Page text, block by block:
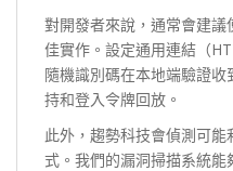
對開發者來說，通常會建
佳實作。設定通用連結（
隨機識別碼在本地端驗證
持和登入令牌回放。
此外，趨勢科技會偵測可
式。我們的漏洞掃描系統